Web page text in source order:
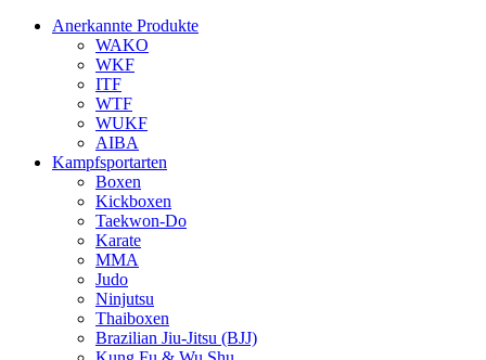
Anerkannte Produkte
WAKO
WKF
ITF
WTF
WUKF
AIBA
Kampfsportarten
Boxen
Kickboxen
Taekwon-Do
Karate
MMA
Judo
Ninjutsu
Thaiboxen
Brazilian Jiu-Jitsu (BJJ)